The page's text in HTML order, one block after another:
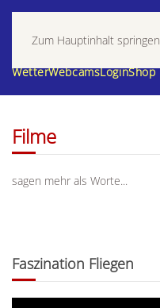
Zum Hauptinhalt springen
WetterWebcamsLoginShop
Filme
sagen mehr als Worte...
Faszination Fliegen